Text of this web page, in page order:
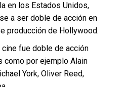
en los Estados Unidos,
a ser doble de acción en
producción de Hollywood.
fue doble de acción
como por ejemplo Alain
York, Oliver Reed,